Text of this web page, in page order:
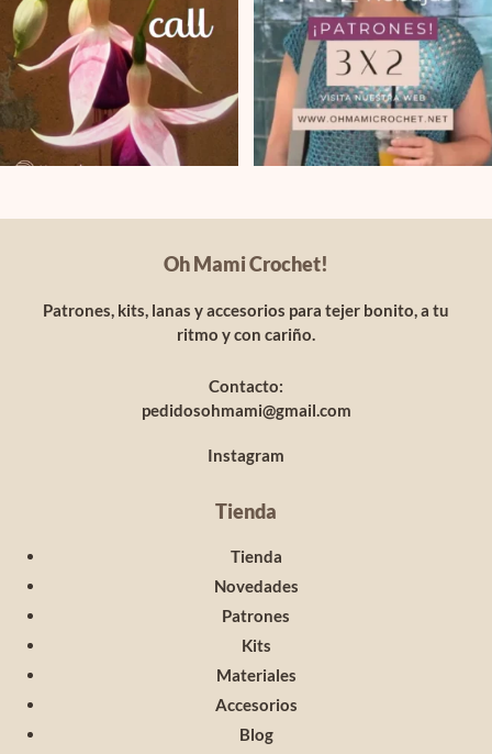
Oh Mami Crochet!
Patrones, kits, lanas y accesorios para tejer bonito, a tu
ritmo y con cariño.
Contacto:
pedidosohmami@gmail.com
Instagram
Tienda
Tienda
Novedades
Patrones
Kits
Materiales
Accesorios
Blog